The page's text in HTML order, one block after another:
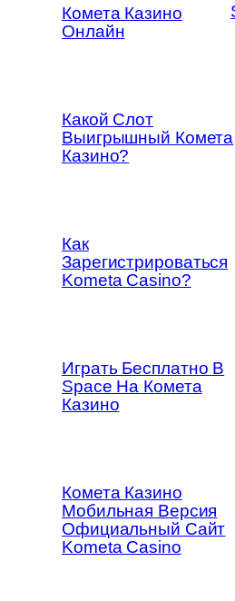
Комета Казино
Онлайн
Какой Слот
Выигрышный Комета
Казино?
Как
Зарегистрироваться
Kometa Casino?
Играть Бесплатно В
Space На Комета
Казино
Комета Казино
Мобильная Версия
Официальный Сайт
Kometa Casino